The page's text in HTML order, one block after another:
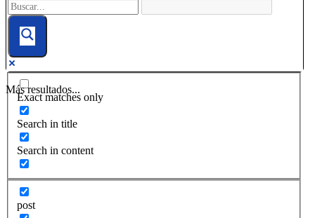
Más resultados...
Exact matches only
Search in title
Search in content
post